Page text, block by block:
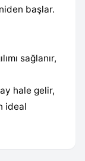
başlar.
sağlanır,
hale gelir,
ideal